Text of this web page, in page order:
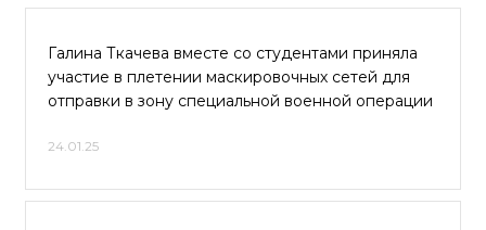
Галина Ткачева вместе со студентами приняла
участие в плетении маскировочных сетей для
отправки в зону специальной военной операции
24.01.25